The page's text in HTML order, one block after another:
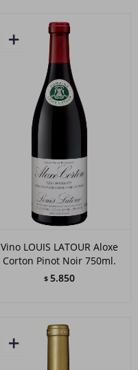
Vino LOUIS LATOUR Aloxe
Corton Pinot Noir 750ml.
$ 5.850